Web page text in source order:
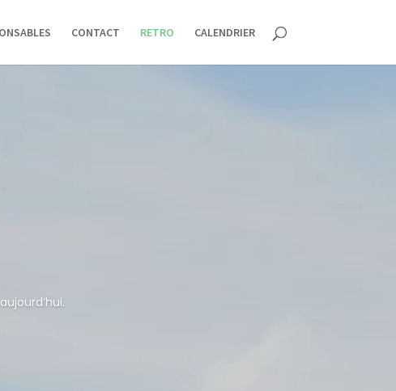
CONTACT RETRO CALENDRIER